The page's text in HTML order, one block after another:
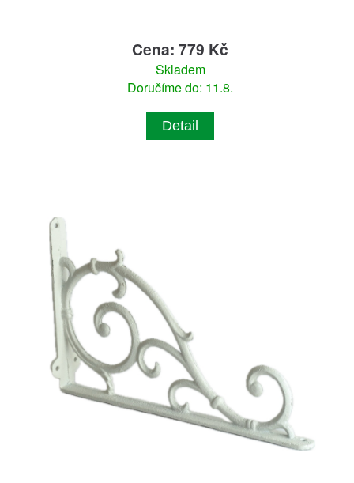
Cena: 779 Kč
Skladem
Doručíme do: 11.8.
Detail